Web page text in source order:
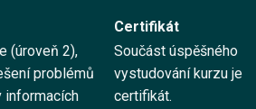
(úroveň 2),
problémů
informacích
Certifikát
Součást úspěšného
vystudování kurzu je
certifikát.